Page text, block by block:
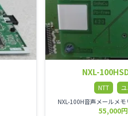
NXL-
NTT
NXL-100H音声メールメモ
55,000円